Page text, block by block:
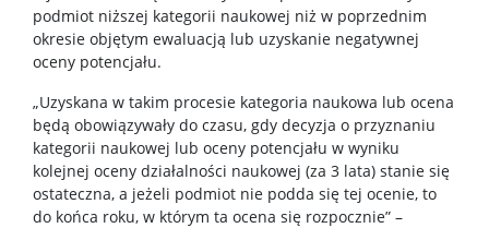
podmiot niższej kategorii naukowej niż w poprzednim
okresie objętym ewaluacją lub uzyskanie negatywnej
oceny potencjału.
„Uzyskana w takim procesie kategoria naukowa lub ocena
będą obowiązywały do czasu, gdy decyzja o przyznaniu
kategorii naukowej lub oceny potencjału w wyniku
kolejnej oceny działalności naukowej (za 3 lata) stanie się
ostateczna, a jeżeli podmiot nie podda się tej ocenie, to
do końca roku, w którym ta ocena się rozpocznie” –